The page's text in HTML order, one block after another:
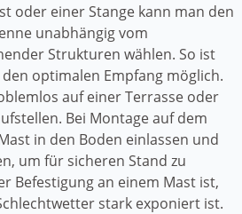
oder einer Stange kann man den
unabhängig vom
Strukturen wählen. So ist
optimalen Empfang möglich.
auf einer Terrasse oder
Bei Montage auf dem
in den Boden einlassen und
um für sicheren Stand zu
Befestigung an einem Mast ist,
stark exponiert ist.